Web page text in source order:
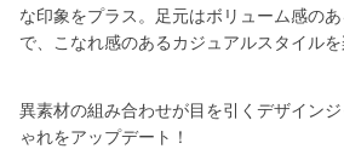
な印象をプラス。足元はボリューム感の
で、こなれ感のあるカジュアルスタイルを
異素材の組み合わせが目を引くデザイン
ゃれをアップデート！